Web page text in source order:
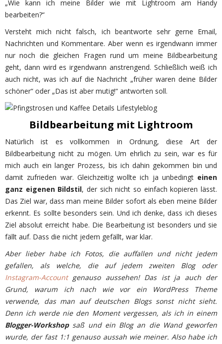
„Wie kann ich meine Bilder wie mit Lightroom am Handy
bearbeiten?“
Versteht mich nicht falsch, ich beantworte sehr gerne Email,
Nachrichten und Kommentare. Aber wenn es irgendwann immer
nur noch die gleichen Fragen rund um meine Bildbearbeitung
geht, dann wird es irgendwann anstrengend. Schließlich weiß ich
auch nicht, was ich auf die Nachricht „früher waren deine Bilder
schöner“ oder „Das ist aber mutig!“ antworten soll.
Bildbearbeitung mit Lightroom
Natürlich ist es vollkommen in Ordnung, diese Art der
Bildbearbeitung nicht zu mögen. Um ehrlich zu sein, war es für
mich auch ein langer Prozess, bis ich dahin gekommen bin und
damit zufrieden war. Gleichzeitig wollte ich ja unbedingt einen
ganz eigenen Bildstil, der sich nicht so einfach kopieren lässt.
Das Ziel war, dass man meine Bilder sofort als eben meine Bilder
erkennt. Es sollte besonders sein. Und ich denke, dass ich dieses
Ziel absolut erreicht habe. Die Bearbeitung ist besonders und sie
fällt auf. Dass die nicht jedem gefällt, war klar.
Aber lieber habe ich Fotos, die auffallen und nicht jedem
gefallen, als welche, die auf jedem zweiten Blog oder
Instagram-Accountgenauso aussehen! Das ist ja auch der
Grund, warum ich nach wie vor ein WordPress Theme
verwende, das man auf deutschen Blogs sonst nicht sieht.
Denn ich werde nie den Moment vergessen, als ich in einem
Blogger-Workshopsaß und ein Blog an die Wand geworfen
wurde, der fast 1:1 genauso aussah wie meiner. Also habe ich